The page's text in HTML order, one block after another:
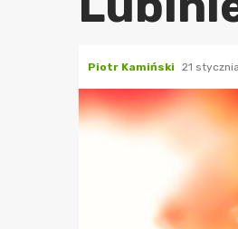
Piotr Kamiński 21